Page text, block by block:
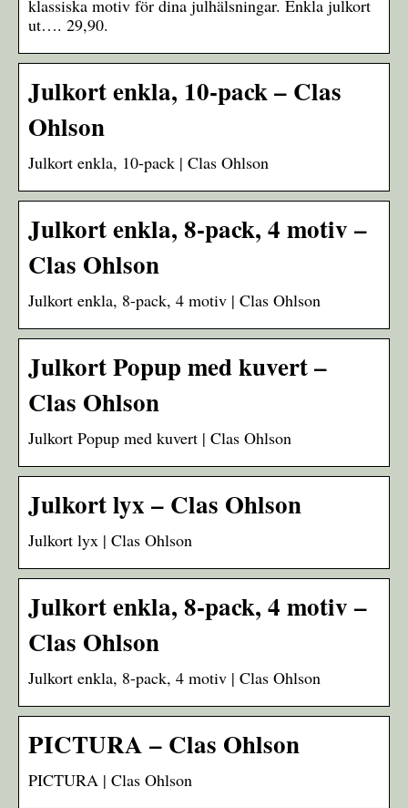
klassiska motiv för dina julhälsningar. Enkla julkort
ut…. 29,90.
Julkort enkla, 10-pack – Clas
Ohlson
Julkort enkla, 10-pack | Clas Ohlson
Julkort enkla, 8-pack, 4 motiv –
Clas Ohlson
Julkort enkla, 8-pack, 4 motiv | Clas Ohlson
Julkort Popup med kuvert –
Clas Ohlson
Julkort Popup med kuvert | Clas Ohlson
Julkort lyx – Clas Ohlson
Julkort lyx | Clas Ohlson
Julkort enkla, 8-pack, 4 motiv –
Clas Ohlson
Julkort enkla, 8-pack, 4 motiv | Clas Ohlson
PICTURA – Clas Ohlson
PICTURA | Clas Ohlson